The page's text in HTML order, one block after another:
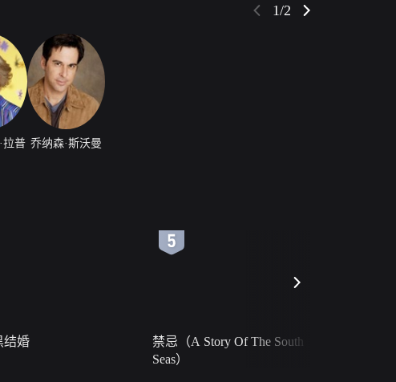
1/2
拉普 乔纳森·斯沃曼
结婚
禁忌（A Story Of The South
Seas）